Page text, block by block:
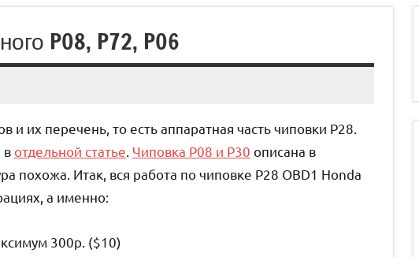
P08, P72, P06
их перечень, то есть аппаратная часть чиповки P28.
в отдельной статье Чиповка P08 и P30 описана в
похожа. Итак, вся работа по чиповке P28 OBD1 Honda
а именно:
300р. ($10)